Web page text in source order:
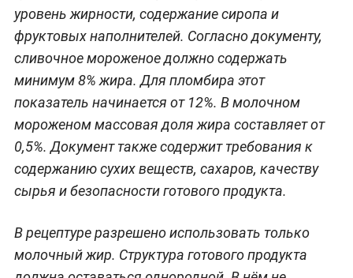
уровень жирности, содержание сиропа и
фруктовых наполнителей. Согласно документу,
сливочное мороженое должно содержать
минимум 8% жира. Для пломбира этот
показатель начинается от 12%. В молочном
мороженом массовая доля жира составляет от
0,5%. Документ также содержит требования к
содержанию сухих веществ, сахаров, качеству
сырья и безопасности готового продукта.
В рецептуре разрешено использовать только
молочный жир. Структура готового продукта